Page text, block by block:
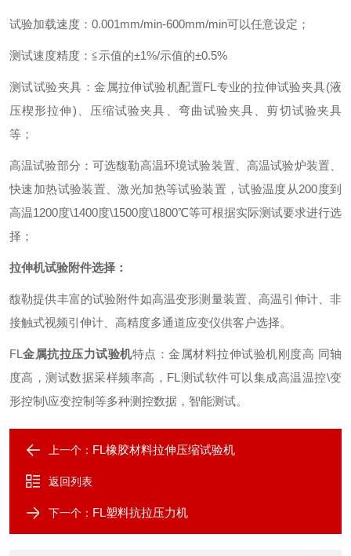
试验加载速度 ： 0.001mm/min-600mm/min可以任意设定 ；
测试速度精度 ： ≦示值的±1%/示值的±0.5%
测试试验夹具 ：金属拉伸试验机配置FL 专业的拉伸试验夹具(液
压楔形拉伸) 、压缩试验夹具、弯曲试验夹具、剪切试验夹具
等 ；
高温试验部分 ：可选馥勒高温环境试验装置、高温试验炉装置、
快速加热试验装置、激光加热等试验装置，试验温度从200度到
高温1200度\1400度\1500度\1800℃等可根据实际测试要求进行选
择 ；
拉伸机试验附件选择 ：
馥勒提供丰富的试验附件如高温变形测量装置、高温引伸计、非
接触式视频引伸计、高精度多通道应变仪供客户选择。
FL 金属抗拉压力试验机特点 ：金属材料拉伸试验机刚度高 同轴
度高 ，测试数据采样频率高 ， FL 测试软件可以集成高温温控\变
形控制 \应变控制等多种测控数据 ， 智能测试。
上一个： FL橡胶材料拉伸压缩试验机
返回列表
下一个： FL塑料抗拉压力机